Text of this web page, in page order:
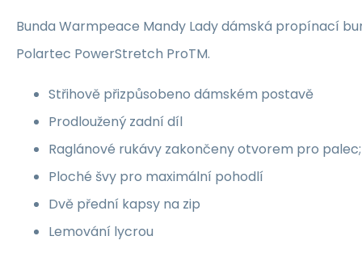
Bunda Warmpeace Mandy Lady dámská propínací
Polartec PowerStretch ProTM.
Střihově přizpůsobeno dámském postavě
Prodloužený zadní díl
Raglánové rukávy zakončeny otvorem pro palec;
Ploché švy pro maximální pohodlí
Dvě přední kapsy na zip
Lemování lycrou